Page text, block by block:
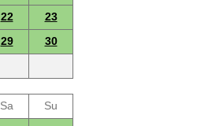
22
23
29
30
Sa
Su